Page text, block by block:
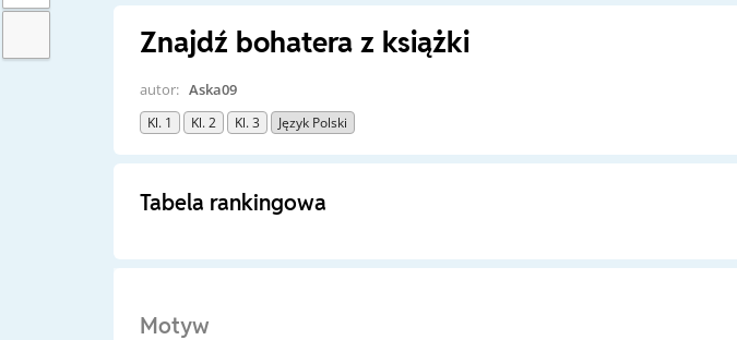
Znajdź bohatera z książki
autor: Aska09
Kl. 1 Kl. 2 Kl. 3 Język Polski
Tabela rankingowa
Motyw